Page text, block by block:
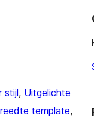
stijl, Uitgelichte
template